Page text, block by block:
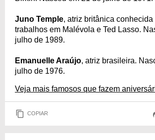
Juno Temple, atriz britânica conhecida
trabalhos em Malévola e Ted Lasso.
julho de 1989.
Emanuelle Araújo, atriz brasileira.
julho de 1976.
Veja mais famosos que fazem
COPIAR